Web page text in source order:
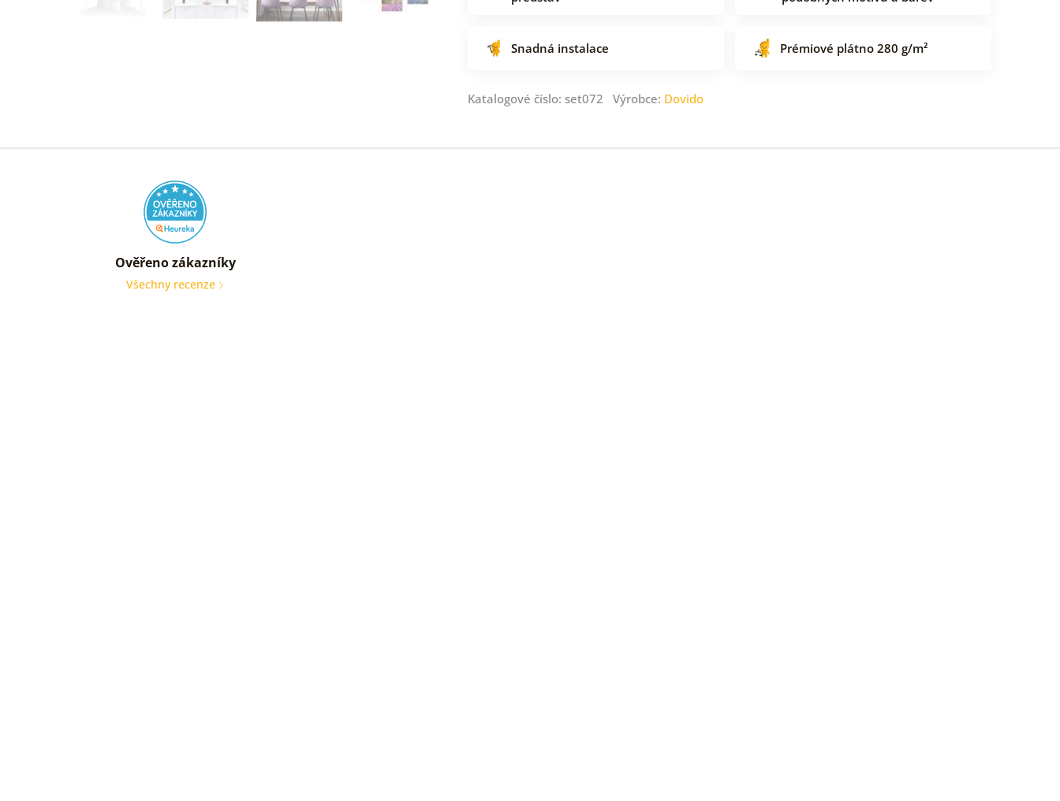
Snadná instalace Prémiové plátno 280 g/m²
Katalogové číslo: set072 Výrobce: Dovido
Ověřeno zákazníky
Všechny recenze